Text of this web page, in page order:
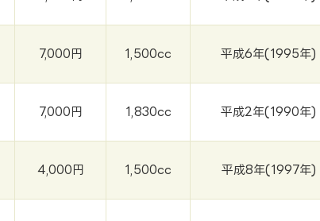
7,000円 1,500cc 平成6年(1995年)
7,000円 1,830cc 平成2年(1990年)
4,000円 1,500cc 平成8年(1997年)